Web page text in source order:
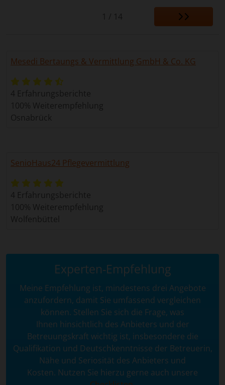
1 / 14
Mesedi Bertaungs & Vermittlung GmbH & Co. KG
4 Erfahrungsberichte
100% Weiterempfehlung
Osnabrück
SenioHaus24 Pflegevermittlung
4 Erfahrungsberichte
100% Weiterempfehlung
Wolfenbüttel
Experten-Empfehlung
Meine Empfehlung ist, mindestens drei Angebote
anzufordern, damit Sie umfassend vergleichen
können. Stellen Sie sich die Frage, was
Ihnen hinsichtlich des Anbieters und der
Betreuungskraft wichtig ist, insbesondere die
Qualifikation und Deutschkenntnisse der Betreuerin,
Nähe und Seriosität des Anbieters und
Kosten. Nutzen Sie hierzu gerne auch unsere